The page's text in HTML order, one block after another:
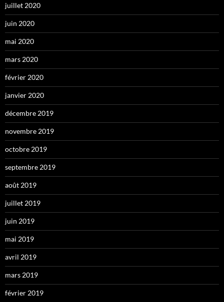
juillet 2020
juin 2020
mai 2020
mars 2020
février 2020
janvier 2020
décembre 2019
novembre 2019
octobre 2019
septembre 2019
août 2019
juillet 2019
juin 2019
mai 2019
avril 2019
mars 2019
février 2019